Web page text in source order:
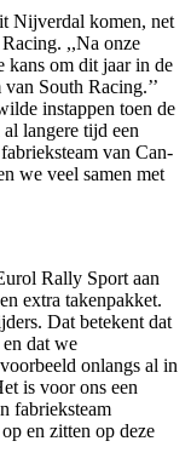
Nijverdal komen, net
,,Na onze
kans om dit jaar in de
South Racing.’’
instappen toen de
langere tijd een
van Can-
we veel samen met
Rally Sport aan
extra takenpakket.
Dat betekent dat
dat we
onlangs al in
is voor ons een
fabrieksteam
en zitten op deze